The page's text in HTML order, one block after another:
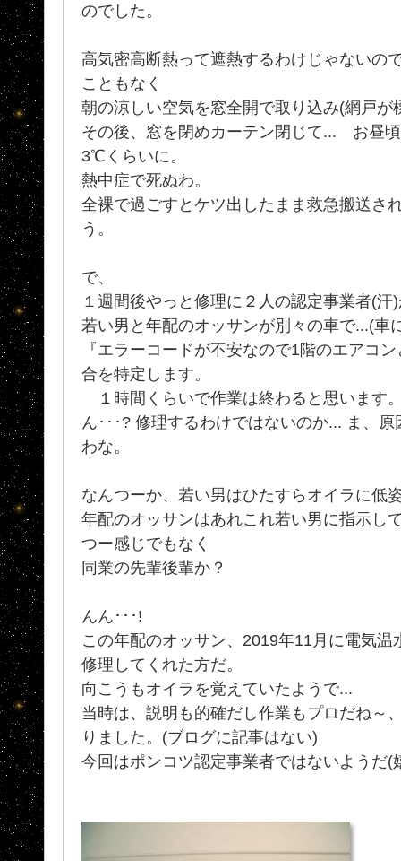
のでした。
高気密高断熱って遮熱するわけじゃないの
こともなく
朝の涼しい空気を窓全開で取り込み(網戸が
その後、窓を閉めカーテン閉じて... お昼
3℃くらいに。
熱中症で死ぬわ。
全裸で過ごすとケツ出したまま救急搬送さ
う。
で、
１週間後やっと修理に２人の認定事業者(汗
若い男と年配のオッサンが別々の車で...(車
『エラーコードが不安なので1階のエアコ
合を特定します。
１時間くらいで作業は終わると思います
ん･･･? 修理するわけではないのか... ま、
わな。
なんつーか、若い男はひたすらオイラに低
年配のオッサンはあれこれ若い男に指示し
つー感じでもなく
同業の先輩後輩か？
んん･･･!
この年配のオッサン、2019年11月に電気
修理してくれた方だ。
向こうもオイラを覚えていたようで...
当時は、説明も的確だし作業もプロだね～
りました。(ブログに記事はない)
今回はポンコツ認定事業者ではないようだ(